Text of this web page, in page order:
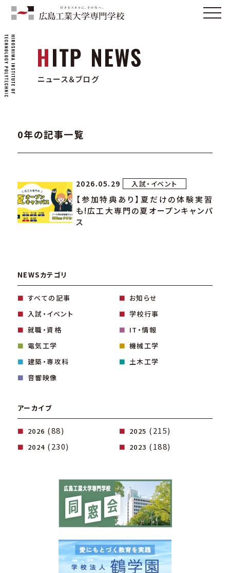
ニュース＆ブログ
0年の記事一覧
2026.05.29 入試・イベント
【参加特典あり】夏だけの体験実習
も!広工大専門の夏オープンキャンパ
ス
NEWSカテゴリ
すべての記事
お知らせ
入試・イベント
学校行事
就職・資格
IT・情報
電気工学
機械工学
建築・専攻科
土木工学
音響映像
アーカイブ
2026 (88) 2025 (215)
2024 (230) 2023 (188)